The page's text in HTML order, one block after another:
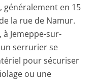
en 15
la rue de Namur.
à Jemeppe-sur-
un serrurier se
pour sécuriser
ou une